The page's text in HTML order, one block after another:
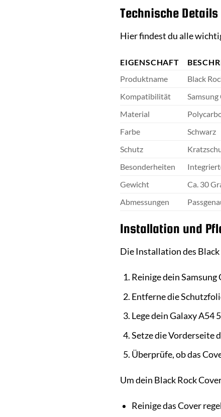
Technische
Hier findest du alle
EIGENSCHAFT
Produktname
Black
Kompatibilität
Material
Farbe
Schwarz
Schutz
Besonderheiten
Gewicht
Ca. 30
Abmessungen
Installation und
Die Installation des
Reinige dein
Entferne die
Lege dein Galaxy A54
Setze die Vorderseite
Überprüfe, ob das
Um dein Black Rock
Reinige das Cover